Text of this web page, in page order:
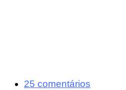
25 comentários